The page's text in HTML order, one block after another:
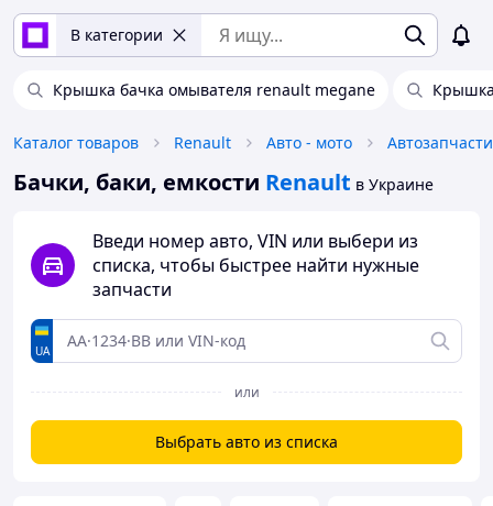
В категории
Крышка бачка омывателя renault megane
Каталог товаров Renault Авто - мото Автозапчасти
Бачки, баки, емкости Renault в Украине
Введи номер авто, VIN или выбери из
списка, чтобы быстрее найти нужные
запчасти
UA
или
Выбрать авто из списка